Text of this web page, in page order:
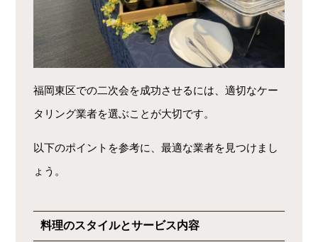
福岡東区での二次会を成功させるには、適切なケー
タリング業者を選ぶことが大切です。
以下のポイントを参考に、最適な業者を見つけまし
ょう。
料理のスタイルとサービス内容